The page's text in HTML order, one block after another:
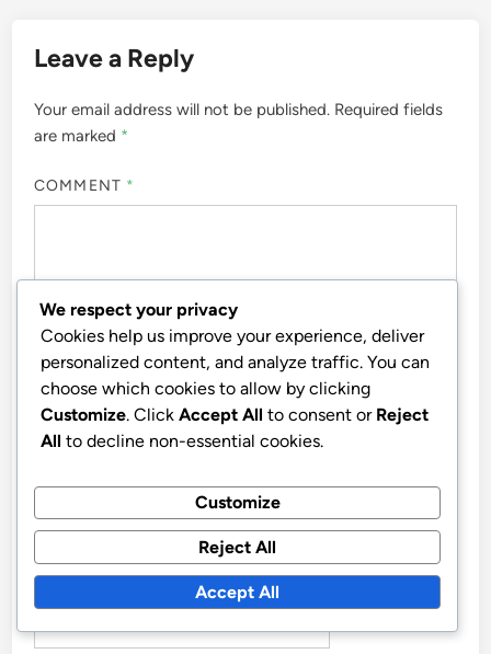
Leave a Reply
Your email address will not be published. Required fields
are marked *
COMMENT *
EMAIL
We respect your privacy
Cookies help us improve your experience, deliver
personalized content, and analyze traffic. You can
choose which cookies to allow by clicking
Customize. Click Accept All to consent or Reject
All to decline non-essential cookies.
Customize
Reject All
Accept All